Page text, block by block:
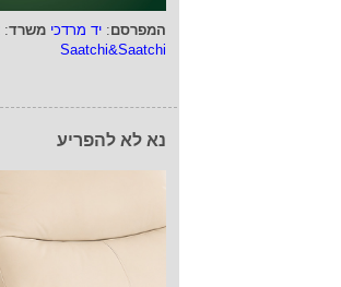
המפרסם: יד מרדכי משרד:
Saatchi&Saatchi
נא לא להפריע